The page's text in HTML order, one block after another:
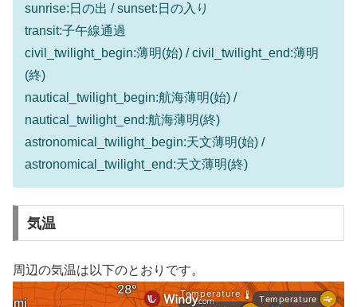
sunrise:日の出 / sunset:日の入り
transit:子午線通過
civil_twilight_begin:薄明(始) / civil_twilight_end:薄明
(終)
nautical_twilight_begin:航海薄明(始) /
nautical_twilight_end:航海薄明(終)
astronomical_twilight_begin:天文薄明(始) /
astronomical_twilight_end:天文薄明(終)
気温
周辺の気温は以下のとおりです。